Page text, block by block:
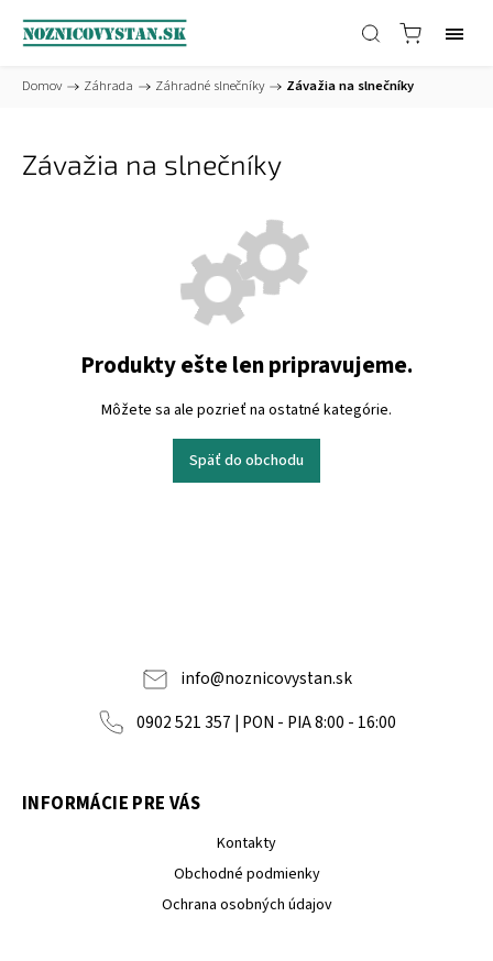
Domov / Záhrada / Záhradné slnečníky / Závažia na slnečníky
Závažia na slnečníky
Produkty ešte len pripravujeme.
Môžete sa ale pozrieť na ostatné kategórie.
Späť do obchodu
info@noznicovystan.sk
0902 521 357 | PON - PIA 8:00 - 16:00
INFORMÁCIE PRE VÁS
Kontakty
Obchodné podmienky
Ochrana osobných údajov